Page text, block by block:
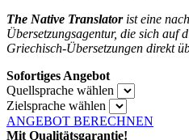
The Native Translatorist eine
Übersetzungsagentur, die sich auf
Griechisch-Übersetzungen direkt
Sofortiges Angebot
Quellsprache wählen
Zielsprache wählen
ANGEBOT BERECHNEN
Mit Qualitätsgarantie!